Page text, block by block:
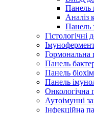
Панель
Аналіз
Панель
Гістологічні
Гормональна
Панель
Панель
Панель
Онкологічна
Аутоімунні
Інфекційна